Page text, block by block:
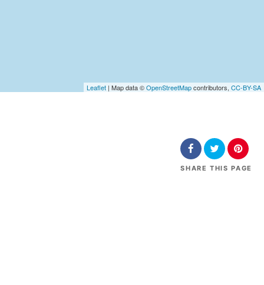
Leaflet | Map data ©OpenStreetMapcontributors, CC-BY-SA
SHARE THIS PAGE